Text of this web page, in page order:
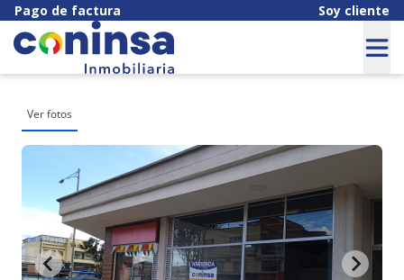
Pago de factura Soy cliente
Ver fotos